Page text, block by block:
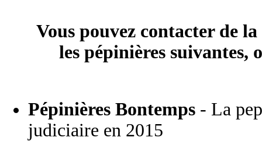
Vous pouvez contacter de
les pépinières
Pépinières Bontemps - La
judiciaire en 2015